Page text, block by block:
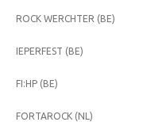
ROCK WERCHTER (BE)
IEPERFEST (BE)
FI:HP (BE)
FORTAROCK (NL)